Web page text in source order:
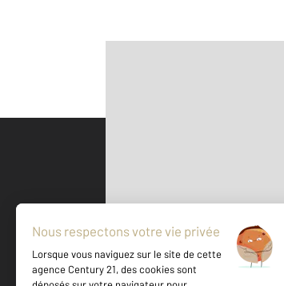
500 m ©Mappy